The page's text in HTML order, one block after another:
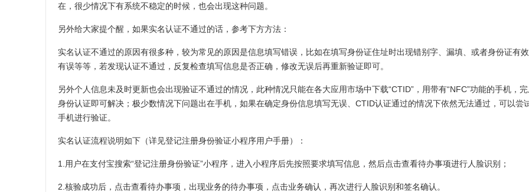
在，很少情况下有系统不稳定的时候，也会出现这种问题。
另外给大家提个醒，如果实名认证不通过的话，参考下方方法：
实名认证不通过的原因有很多种，较为常见的原因是信息填写错误，比如在填写身份证住址时出现错别字、漏填、或者身份证有
有误等等，若发现认证不通过，反复检查填写信息是否正确，修改无误后再重新验证即可。
另外个人信息未及时更新也会出现验证不通过的情况，此种情况只能在各大应用市场中下载“CTID”，用带有“NFC”功能的手机，
身份认证即可解决；极少数情况下问题出在手机，如果在确定身份信息填写无误、CTID认证通过的情况下依然无法通过，可以尝
手机进行验证。
实名认证流程说明如下（详见登记注册身份验证小程序用户手册）：
1.用户在支付宝搜索“登记注册身份验证”小程序，进入小程序后先按照要求填写信息，然后点击查看待办事项进行人脸识别；
2.核验成功后，点击查看待办事项，出现业务的待办事项，点击业务确认，再次进行人脸识别和签名确认。